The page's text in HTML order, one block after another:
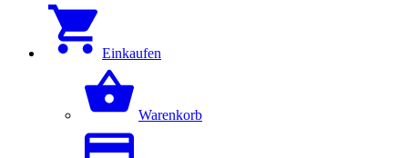
Einkaufen
Warenkorb